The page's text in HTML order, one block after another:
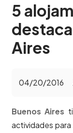
5
Aires
04/20/2016
Buenos Aires
actividades